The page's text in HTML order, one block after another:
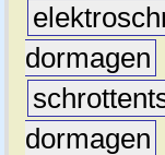
dormagen
dormagen